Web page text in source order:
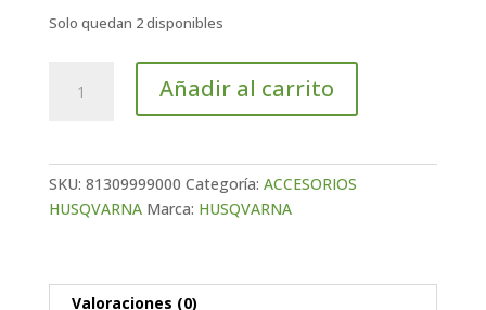
Solo quedan 2 disponibles
rueda
Añadir al carrito
SKU: 81309999000 Categoría: ACCESORIOS
HUSQVARNA Marca: HUSQVARNA
Valoraciones (0)